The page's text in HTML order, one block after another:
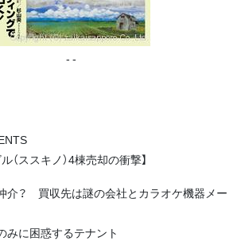
- -
（ススキノ）4棟売却の衝撃】
介？ 買収先は謎の会社とカラオケ機器メー
に困惑するテナント